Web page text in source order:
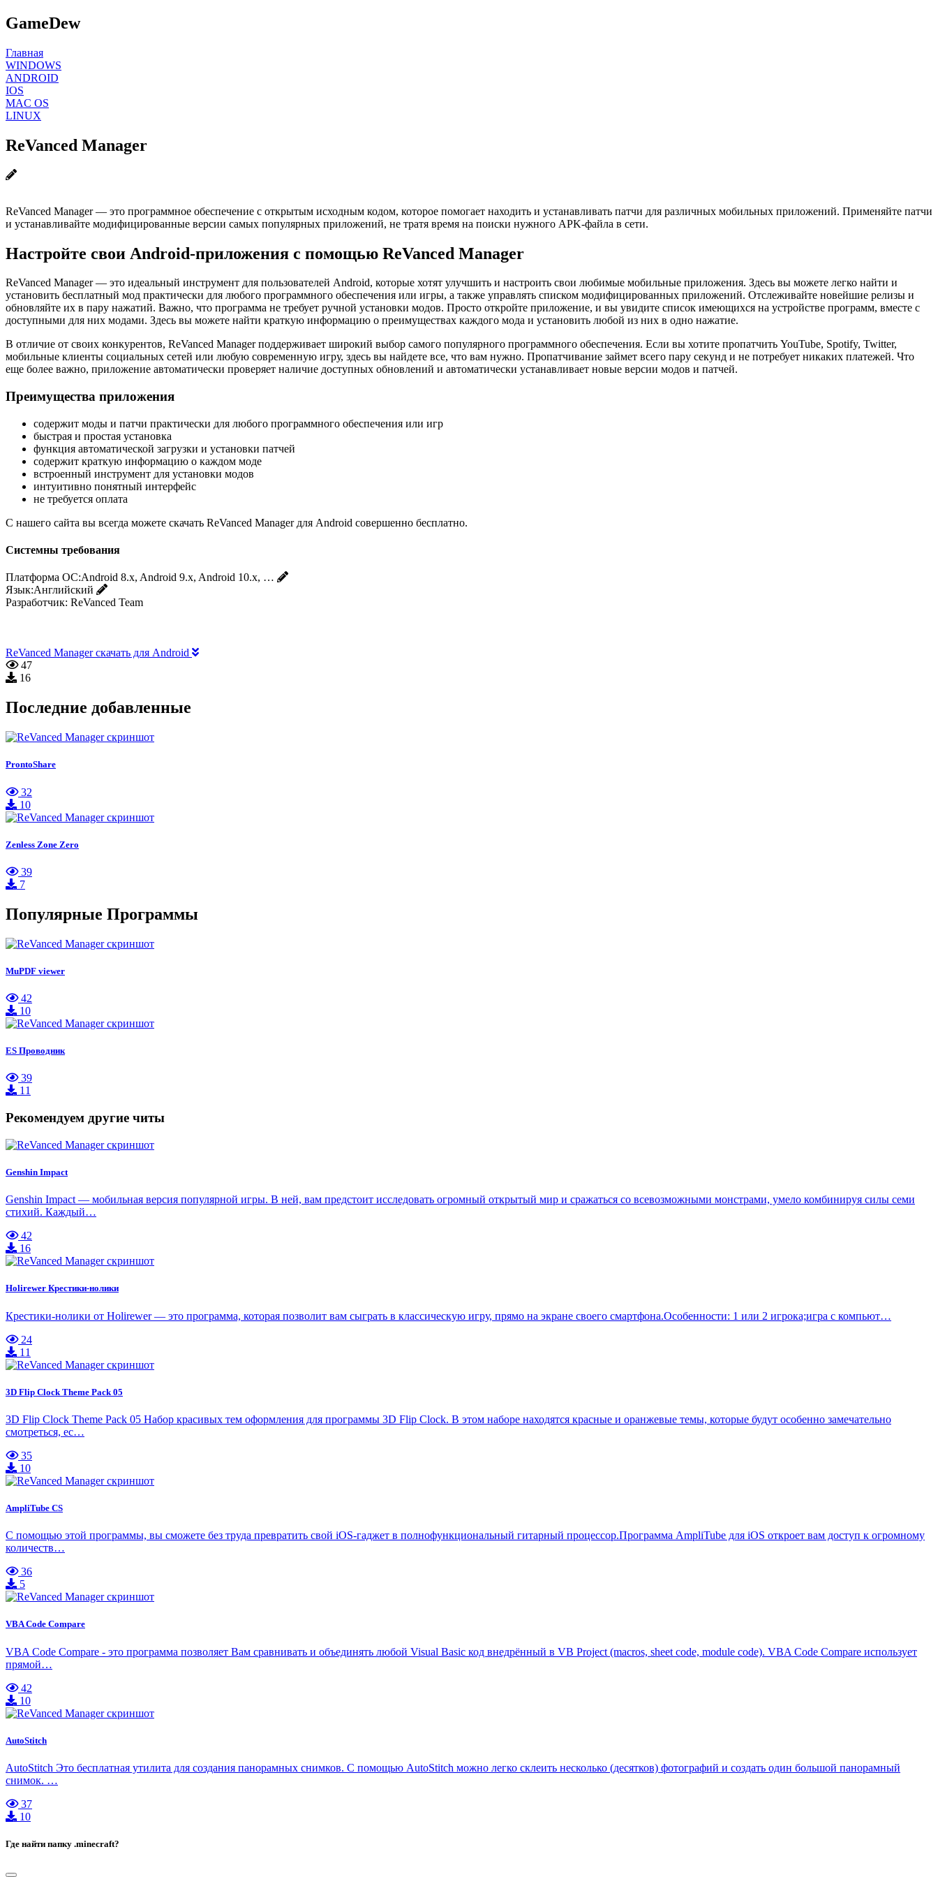
GameDew
Главная
WINDOWS
ANDROID
IOS
MAC OS
LINUX
ReVanced Manager
ReVanced Manager — это программное обеспечение с открытым исходным кодом, которое помогает находить и устанавливать патчи для различных мобильных приложений. Применяйте патчи
и устанавливайте модифицированные версии самых популярных приложений, не тратя время на поиски нужного APK-файла в сети.
Настройте свои Android-приложения с помощью ReVanced Manager
ReVanced Manager — это идеальный инструмент для пользователей Android, которые хотят улучшить и настроить свои любимые мобильные приложения. Здесь вы можете легко найти и
установить бесплатный мод практически для любого программного обеспечения или игры, а также управлять списком модифицированных приложений. Отслеживайте новейшие релизы и
обновляйте их в пару нажатий. Важно, что программа не требует ручной установки модов. Просто откройте приложение, и вы увидите список имеющихся на устройстве программ, вместе с
доступными для них модами. Здесь вы можете найти краткую информацию о преимуществах каждого мода и установить любой из них в одно нажатие.
В отличие от своих конкурентов, ReVanced Manager поддерживает широкий выбор самого популярного программного обеспечения. Если вы хотите пропатчить YouTube, Spotify, Twitter,
мобильные клиенты социальных сетей или любую современную игру, здесь вы найдете все, что вам нужно. Пропатчивание займет всего пару секунд и не потребует никаких платежей. Что
еще более важно, приложение автоматически проверяет наличие доступных обновлений и автоматически устанавливает новые версии модов и патчей.
Преимущества приложения
содержит моды и патчи практически для любого программного обеспечения или игр
быстрая и простая установка
функция автоматической загрузки и установки патчей
содержит краткую информацию о каждом моде
встроенный инструмент для установки модов
интуитивно понятный интерфейс
не требуется оплата
С нашего сайта вы всегда можете скачать ReVanced Manager для Android совершенно бесплатно.
Системны требования
Платформа ОС:Android 8.x, Android 9.x, Android 10.x, …
Язык:Английский
Разработчик: ReVanced Team
ReVanced Manager скачать для Android
47
16
Последние добавленные
ProntoShare
32
10
Zenless Zone Zero
39
7
Популярные Программы
MuPDF viewer
42
10
ES Проводник
39
11
Рекомендуем другие читы
Genshin Impact
Genshin Impact — мобильная версия популярной игры. В ней, вам предстоит исследовать огромный открытый мир и сражаться со всевозможными монстрами, умело комбинируя силы семи
стихий. Каждый…
42
16
Holirewer Крестики-нолики
Крестики-нолики от Holirewer — это программа, которая позволит вам сыграть в классическую игру, прямо на экране своего смартфона.Особенности: 1 или 2 игрокa;игра с компьют…
24
11
3D Flip Clock Theme Pack 05
3D Flip Clock Theme Pack 05 Набор красивых тем оформления для программы 3D Flip Clock. В этом наборе находятся красные и оранжевые темы, которые будут особенно замечательно
смотреться, ес…
35
10
AmpliTube CS
С помощью этой программы, вы сможете без труда превратить свой iOS-гаджет в полнофункциональный гитарный процессор.Программа AmpliTube для iOS откроет вам доступ к огромному
количеств…
36
5
VBA Code Compare
VBA Code Compare - это программа позволяет Вам сравнивать и объединять любой Visual Basic код внедрённый в VB Project (macros, sheet code, module code). VBA Code Compare использует
прямой…
42
10
AutoStitch
AutoStitch Это бесплатная утилита для создания панорамных снимков. С помощью AutoStitch можно легко склеить несколько (десятков) фотографий и создать один большой панорамный
снимок. …
37
10
Где найти папку .minecraft?